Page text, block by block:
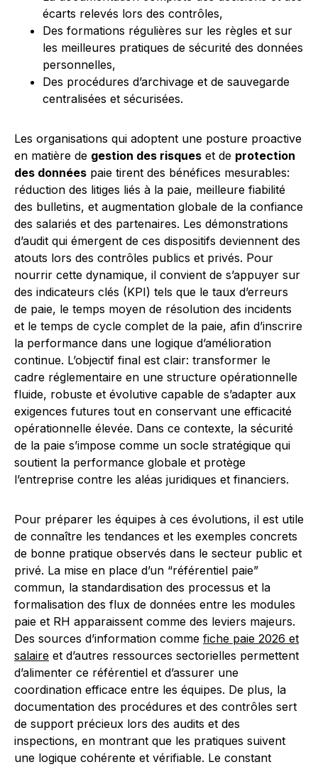
écarts relevés lors des contrôles,
Des formations régulières sur les règles et sur
les meilleures pratiques de sécurité des données
personnelles,
Des procédures d’archivage et de sauvegarde
centralisées et sécurisées.
Les organisations qui adoptent une posture proactive
en matière de gestion des risques et de protection
des données paie tirent des bénéfices mesurables:
réduction des litiges liés à la paie, meilleure fiabilité
des bulletins, et augmentation globale de la confiance
des salariés et des partenaires. Les démonstrations
d’audit qui émergent de ces dispositifs deviennent des
atouts lors des contrôles publics et privés. Pour
nourrir cette dynamique, il convient de s’appuyer sur
des indicateurs clés (KPI) tels que le taux d’erreurs
de paie, le temps moyen de résolution des incidents
et le temps de cycle complet de la paie, afin d’inscrire
la performance dans une logique d’amélioration
continue. L’objectif final est clair: transformer le
cadre réglementaire en une structure opérationnelle
fluide, robuste et évolutive capable de s’adapter aux
exigences futures tout en conservant une efficacité
opérationnelle élevée. Dans ce contexte, la sécurité
de la paie s’impose comme un socle stratégique qui
soutient la performance globale et protège
l’entreprise contre les aléas juridiques et financiers.
Pour préparer les équipes à ces évolutions, il est utile
de connaître les tendances et les exemples concrets
de bonne pratique observés dans le secteur public et
privé. La mise en place d’un “référentiel paie”
commun, la standardisation des processus et la
formalisation des flux de données entre les modules
paie et RH apparaissent comme des leviers majeurs.
Des sources d’information comme fiche paie 2026 et
salaire et d’autres ressources sectorielles permettent
d’alimenter ce référentiel et d’assurer une
coordination efficace entre les équipes. De plus, la
documentation des procédures et des contrôles sert
de support précieux lors des audits et des
inspections, en montrant que les pratiques suivent
une logique cohérente et vérifiable. Le constant